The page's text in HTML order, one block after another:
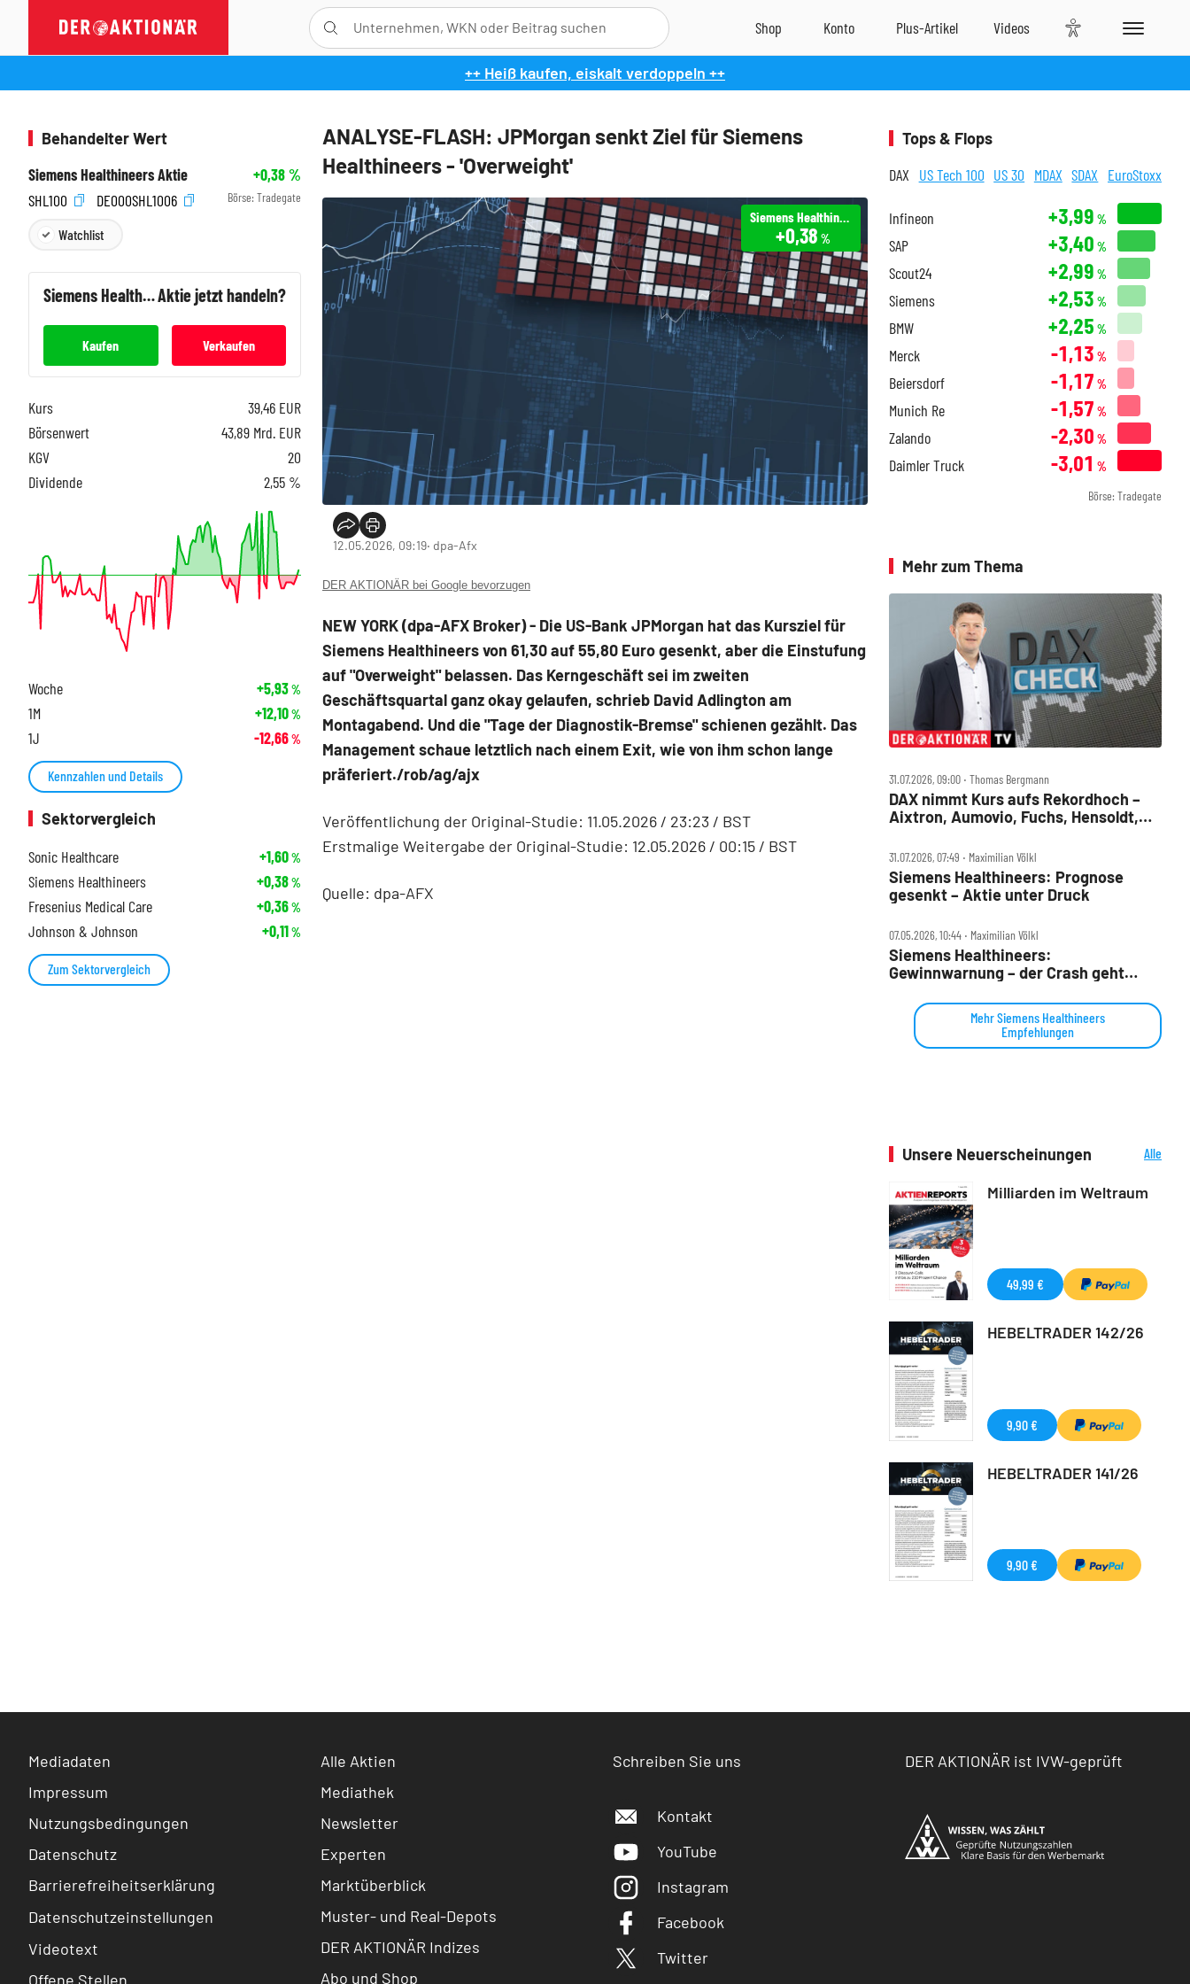
++ Heiß kaufen, eiskalt verdoppeln ++
ANALYSE-FLASH: JPMorgan senkt Ziel für Siemens
Healthineers - 'Overweight'
Siemens Healthineers
+0,38 %
12.05.2026, 09:19‧ dpa-Afx
DER AKTIONÄR bei Google bevorzugen
NEW YORK (dpa-AFX Broker) - Die US-Bank JPMorgan hat das Kursziel für
Siemens Healthineersvon 61,30 auf 55,80 Euro gesenkt, aber die Einstufung
auf "Overweight" belassen. Das Kerngeschäft sei im zweiten
Geschäftsquartal ganz okay gelaufen, schrieb David Adlington am
Montagabend. Und die "Tage der Diagnostik-Bremse" schienen gezählt. Das
Management schaue letztlich nach einem Exit, wie von ihm schon lange
präferiert./rob/ag/ajx
Veröffentlichung der Original-Studie: 11.05.2026 / 23:23 / BST
Erstmalige Weitergabe der Original-Studie: 12.05.2026 / 00:15 / BST
Quelle: dpa-AFX
Behandelter Wert
Siemens Healthineers Aktie
+0,38%
SHL100
DE000SHL1006 Börse: Tradegate
Watchlist
Siemens HealthineersAktie jetzt handeln?
Kaufen Verkaufen
Kurs 39,46 EUR
Börsenwert
43,89 Mrd. EUR
KGV
20
Dividende
2,55 %
Woche +5,93%
1M +12,10%
1J -12,66%
Kennzahlen und Details
Sektorvergleich
Sonic Healthcare
+1,60%
Siemens Healthineers +0,38%
Fresenius Medical Care +0,36%
Johnson & Johnson +0,11%
Zum Sektorvergleich
Tops & Flops
DAX US Tech 100 US 30 MDAX SDAX EuroStoxx
Infineon +3,99 %
SAP +3,40 %
Scout24 +2,99 %
Siemens +2,53 %
BMW +2,25 %
Merck -1,13 %
Beiersdorf -1,17 %
Munich Re -1,57 %
Zalando -2,30 %
Daimler Truck -3,01 %
Börse: Tradegate
Mehr zum Thema
31.07.2026, 09:00 ‧ Thomas Bergmann
DAX nimmt Kurs aufs Rekordhoch –
Aixtron, Aumovio, Fuchs, Hensoldt,
im Check
31.07.2026, 07:49 ‧ Maximilian Völkl
Siemens Healthineers: Prognose
gesenkt – Aktie unter Druck
07.05.2026, 10:44 ‧ Maximilian Völkl
Siemens Healthineers:
Gewinnwarnung – der Crash geht
Mehr Siemens Healthineers
Empfehlungen
Unsere Neuerscheinungen
Alle
Milliarden im Weltraum
49,99 €
HEBELTRADER 142/26
9,90 €
HEBELTRADER 141/26
9,90 €
Mediadaten
Impressum
Nutzungsbedingungen
Datenschutz
Barrierefreiheitserklärung
Datenschutzeinstellungen
Videotext
Offene Stellen
Alle Aktien
Mediathek
Newsletter
Experten
Marktüberblick
Muster- und Real-Depots
DER AKTIONÄR Indizes
Abo und Shop
Schreiben Sie uns
Kontakt
YouTube
Instagram
Facebook
Twitter
DER AKTIONÄR ist IVW-geprüft